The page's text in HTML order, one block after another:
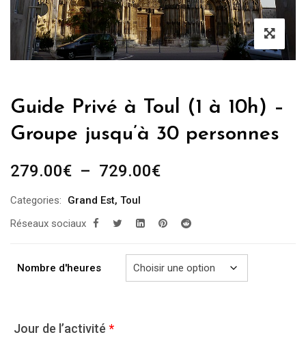
Guide Privé à Toul (1 à 10h) –
Groupe jusqu’à 30 personnes
279.00€ – 729.00€Plage
279.00€
729.00€
Categories: Grand Est, Toul
Réseaux sociaux
Nombre d'heures
Jour de l’activité *